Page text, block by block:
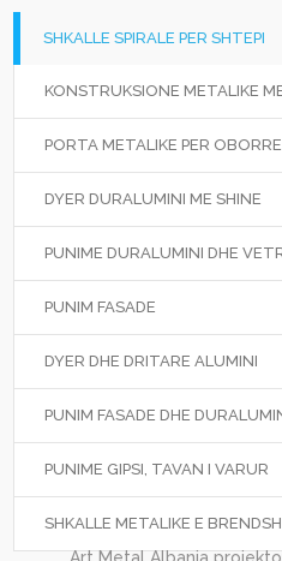
SHKALLE SPIRALE PER SHTEPI
KONSTRUKSIONE METALIKE
PORTA METALIKE PER OBORRE
DYER DURALUMINI ME SHINE
PUNIME DURALUMINI DHE
PUNIM FASADE
DYER DHE DRITARE ALUMINI
PUNIM FASADE DHE
PUNIME GIPSI, TAVAN I VARUR
SHKALLE METALIKE E